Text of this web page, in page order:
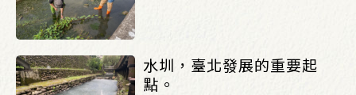
水圳，臺北發展的重要起
點。